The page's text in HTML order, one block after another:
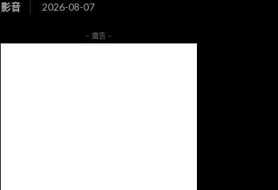
影音 2026-08-07
- 廣告 -